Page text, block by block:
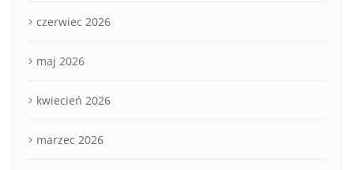
czerwiec 2026
maj 2026
kwiecień 2026
marzec 2026